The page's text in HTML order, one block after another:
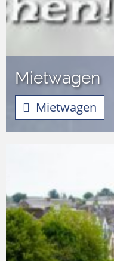
Mietwagen
Mietwagen